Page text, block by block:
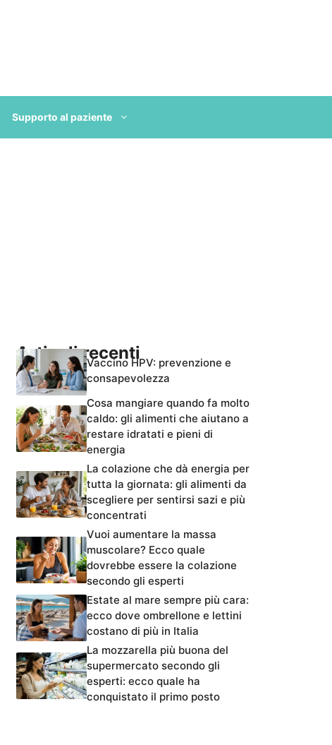
Supporto al paziente
Articoli recentiVaccino HPV: prevenzione e
consapevolezza
Cosa mangiare quando fa molto
caldo: gli alimenti che aiutano a
restare idratati e pieni di
energia
La colazione che dà energia per
tutta la giornata: gli alimenti da
scegliere per sentirsi sazi e più
concentrati
Vuoi aumentare la massa
muscolare? Ecco quale
dovrebbe essere la colazione
secondo gli esperti
Estate al mare sempre più cara:
ecco dove ombrellone e lettini
costano di più in Italia
La mozzarella più buona del
supermercato secondo gli
esperti: ecco quale ha
conquistato il primo posto